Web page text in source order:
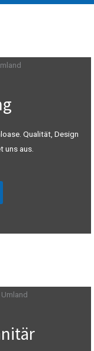
Qualität, Design
uns aus.